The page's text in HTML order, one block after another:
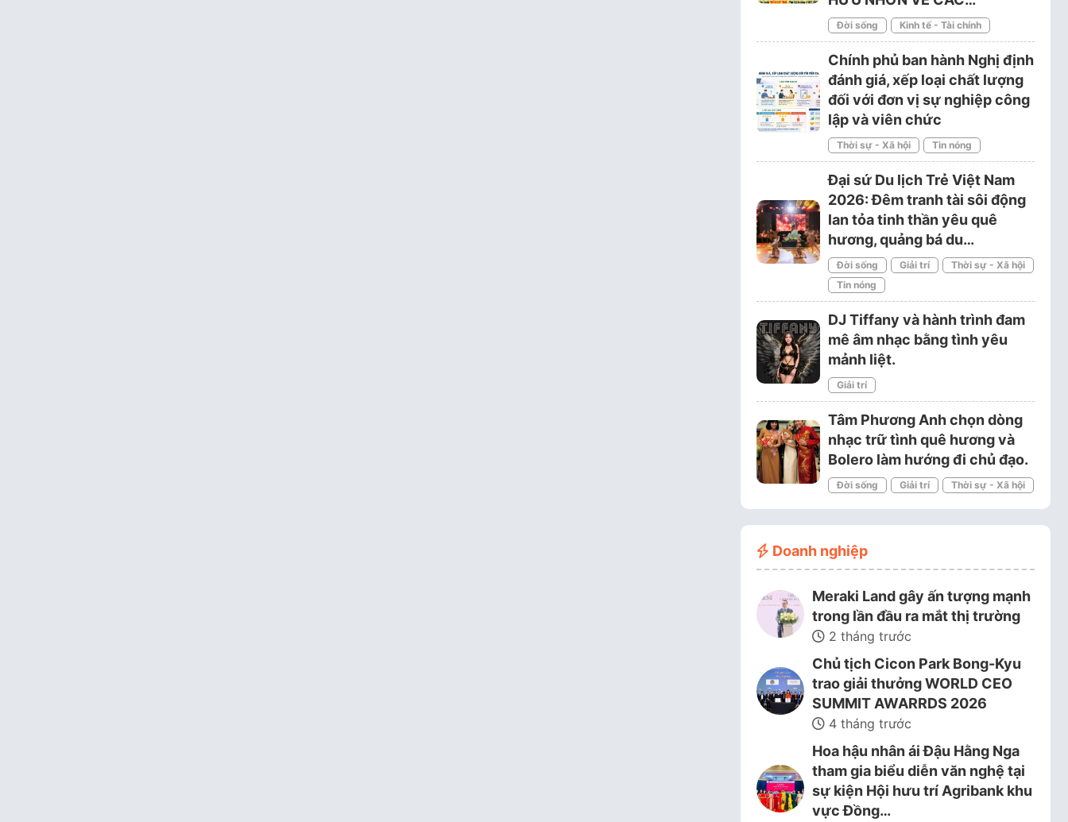
Đời sống Kinh tế - Tài chính
Chính phủ ban hành Nghị định
đánh giá, xếp loại chất lượng
đối với đơn vị sự nghiệp công
lập và viên chức
Thời sự - Xã hội Tin nóng
Đại sứ Du lịch Trẻ Việt Nam
2026: Đêm tranh tài sôi động
lan tỏa tinh thần yêu quê
hương, quảng bá du…
Đời sống Giải trí
Thời sự - Xã hội
Tin nóng
DJ Tiffany và hành trình đam
mê âm nhạc bằng tình yêu
mảnh liệt.
Giải trí
Tâm Phương Anh chọn dòng
nhạc trữ tình quê hương và
Bolero làm hướng đi chủ đạo.
Đời sống Giải trí Thời sự - Xã hội
Doanh nghiệp
Meraki Land gây ấn tượng mạnh
trong lần đầu ra mắt thị trường
2 tháng trước
Chủ tịch Cicon Park Bong-Kyu
trao giải thưởng WORLD CEO
SUMMIT AWARRDS 2026
4 tháng trước
Hoa hậu nhân ái Đậu Hằng Nga
tham gia biểu diễn văn nghệ tại
sự kiện Hội hưu trí Agribank khu
vực Đồng…